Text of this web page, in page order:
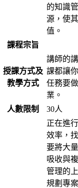
的知識
源，使
值。
課程宗旨
授課方式及
教學方式
講師的
課都讓
任務要
業。
人數限制
30人
正在進
效率，
要將大
吸收與
管理的
規劃專